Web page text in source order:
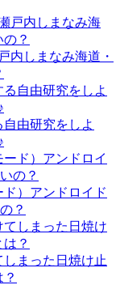
内しまなみ海道・
由研究をしよ
）アンドロイド
？
まった日焼け止